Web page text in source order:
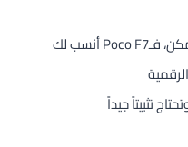
تثبيتاً جيداً